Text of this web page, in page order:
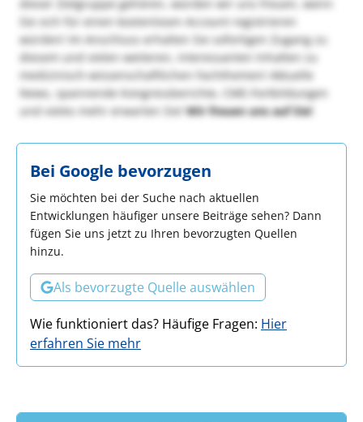
dieser Zielgruppe gehören, würden wir uns freuen, wenn
Sie sich für einen kostenlosen Account registrieren
würden! Im Anschluss erhalten Sie sofortigen Zugang zu
diesem und vielen weiteren, interessanten Inhalten zu
medizinisch-wissenschaftlichen Fachthemen! Aktuelle
News, spannende Kongressberichte, CME-Fortbildungen
und vieles mehr erwarten Sie!Wir freuen uns auf Sie!
Bei Google bevorzugen
Sie möchten bei der Suche nach aktuellen
Entwicklungen häufiger unsere Beiträge sehen? Dann
fügen Sie uns jetzt zu Ihren bevorzugten Quellen
hinzu.
Als bevorzugte Quelle auswählen
Wie funktioniert das? Häufige Fragen: Hier
erfahren Sie mehr